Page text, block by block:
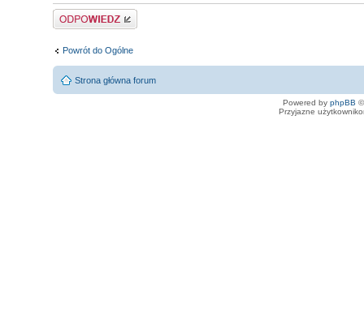
Odpowiedz
Powrót do Ogólne
Strona główna forum
Powered by phpBB
Przyjazne